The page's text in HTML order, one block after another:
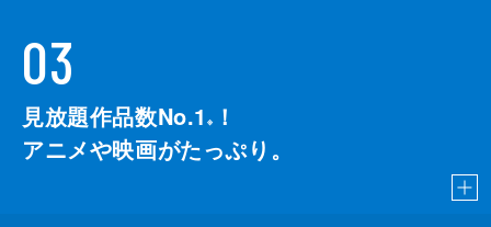
03
見放題作品数No.1 ※
！
アニメや映画がたっぷり。